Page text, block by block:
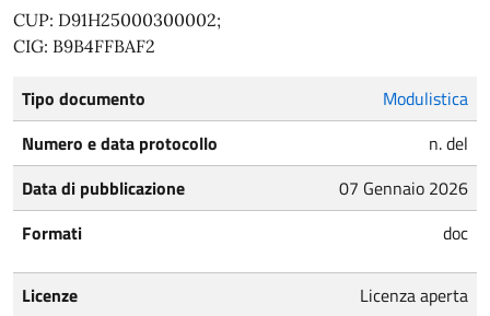
CUP: D91H25000300002;
CIG: B9B4FFBAF2
Tipo documento
Modulistica
Numero e data protocollo
n. del
Data di pubblicazione
07 Gennaio 2026
Formati
doc
Licenze Licenza aperta